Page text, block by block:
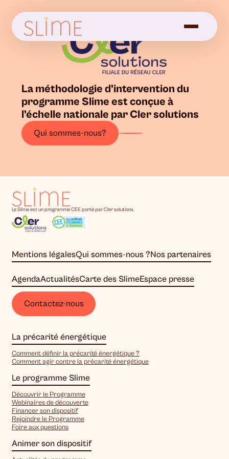
La méthodologie d’intervention du
programme Slime est conçue à
l’échelle nationale par Cler solutions
Qui sommes-nous?
Le Slime est un programme CEE porté par Cler solutions.
Mentions légalesQui sommes-nous ?Nos partenaires
AgendaActualitésCarte des SlimeEspace presse
Contactez-nous
La précarité énergétique
Comment définir la précarité énergétique ?
Comment agir contre la précarité énergétique
Le programme Slime
Découvrir le Programme
Webinaires de découverte
Financer son dispositif
Rejoindre le Programme
Foire aux questions
Animer son dispositif